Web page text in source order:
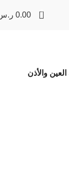
0
0.00
العين والأذن